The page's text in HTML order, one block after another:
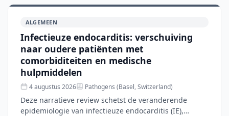
ALGEMEEN
Infectieuze endocarditis: verschuiving
naar oudere patiënten met
comorbiditeiten en medische
hulpmiddelen
4 augustus 2026 Pathogens (Basel, Switzerland)
Deze narratieve review schetst de veranderende
epidemiologie van infectieuze endocarditis (IE),